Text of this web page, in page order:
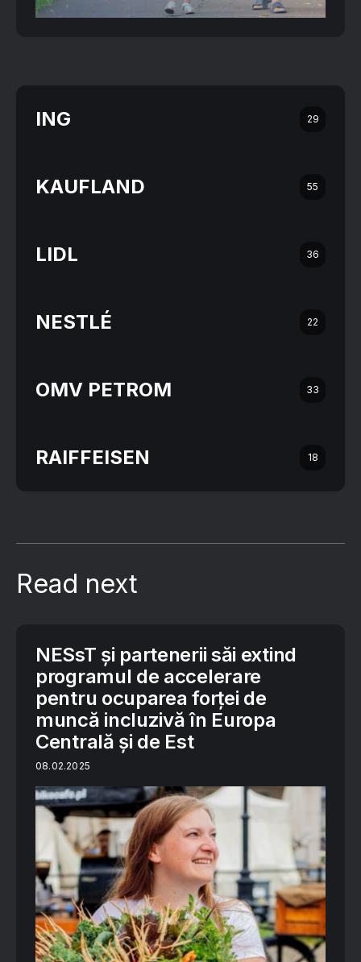
ING 29
KAUFLAND 55
LIDL 36
NESTLÉ 22
OMV PETROM 33
RAIFFEISEN 18
Read next
NESsT și partenerii săi extind
programul de accelerare
pentru ocuparea forței de
muncă incluzivă în Europa
Centrală și de Est
08.02.2025